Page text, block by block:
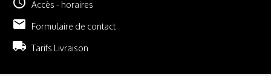
Accès - horaires
email Formulaire de contact
local_shipping Tarifs Livraison